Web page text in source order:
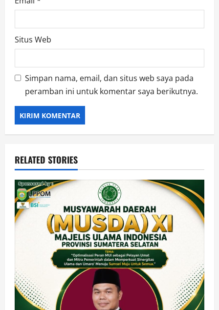
Situs Web
Simpan nama, email, dan situs web saya pada
peramban ini untuk komentar saya berikutnya.
RELATED STORIES